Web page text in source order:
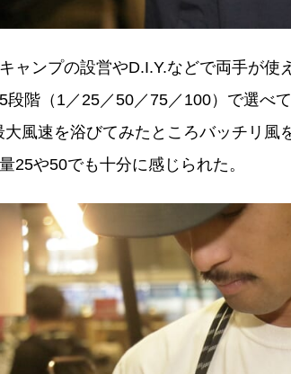
ャンプの設営やD.I.Y.などで両手が使
段階（1／25／50／75／100）で選べ
風速を浴びてみたところバッチリ風
25や50でも十分に感じられた。